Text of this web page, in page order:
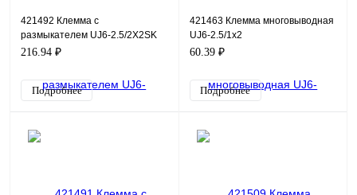
421492 Клемма с
размыкателем UJ6-2.5/2X2SK
216.94 ₽
Подробнее
421463 Клемма многовыводная
UJ6-2.5/1x2
60.39 ₽
Подробнее